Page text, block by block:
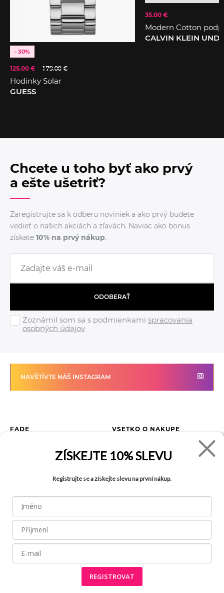
- 30%
125.00 € 179.00 €
Hodinky Solar
GUESS
35.00 €
Modern Cotton
CALVIN KLEIN
Chcete u toho byť ako prvý
a ešte ušetriť?
Zaregistrujte sa k odberu noviniek a ako prvý budete
vedieť o našich akciách a zľavách. Naviac ako bonus
získate 10% na prvý nákup.
ODOBERAŤ
Zoznámil som sa s podmienkami spracovania
osobných údajov
NAVŠTÍVTE NÁŠ INSTAGRAM
FADE
Blog
VŠETKO O NÁKUPE
Ako reklamovať tovar
Tabuľka veľkostí
Všetky práva vyhradené © 2026
ZÍSKEJTE 10% SLEVU
Registrujte se a získejte slevu na první nákup.
REGISTROVAT